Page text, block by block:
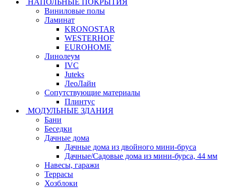
НАПОЛЬНЫЕ ПОКРЫТИЯ
Виниловые полы
Ламинат
KRONOSTAR
WESTERHOF
EUROHOME
Линолеум
IVC
Juteks
ЛеоЛайн
Сопутствующие материалы
Плинтус
МОДУЛЬНЫЕ ЗДАНИЯ
Бани
Беседки
Дачные дома
Дачные дома из двойного мини-бруса
Дачные/Садовые дома из мини-бурса, 44 мм
Навесы, гаражи
Террасы
Хозблоки